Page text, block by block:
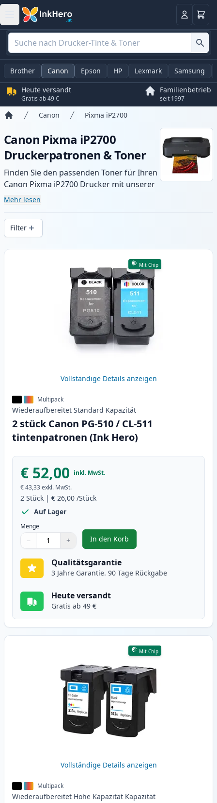
Anmelden
Brother Canon Epson HP Lexmark Samsung
Heute versandt
Gratis ab 49 €
Familienbetrieb
seit 1997
Canon Pixma iP2700
Canon Pixma iP2700
Druckerpatronen & Toner
Finden Sie den passenden Toner für Ihren
Canon Pixma iP2700 Drucker mit unserer
Auswahl an kompatiblen und XL-Patronen.
Druckqualität und schnellem Versand aus
lokalem Lager in .
Mehr lesen
Filter
Produkte
Mit Chip
Vollständige Details anzeigen
Multipack
Wiederaufbereitet Standard Kapazität
2 stück Canon PG-510 / CL-511
tintenpatronen (Ink Hero)
€ 52,00 inkl. MwSt.
€ 43,33exkl. MwSt.
2 Stück | € 26,00 /Stück
Auf Lager
Menge
Verwenden Sie die Tasten, um anzupassen
− +
1
In den Korb
, 2 stück Canon PG-510 / CL-
Qualitätsgarantie
3 Jahre Garantie. 90 Tage Rückgabe
Heute versandt
Gratis ab 49 €
Mit Chip
Vollständige Details anzeigen
Multipack
Wiederaufbereitet Hohe Kapazität Kapazität